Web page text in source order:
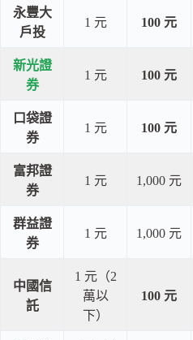
永豐大
戶投
1 元 100 元
新光證
券
1 元 100 元
口袋證
券
1 元 100 元
富邦證
券
1 元 1,000 元
群益證
券
1 元 1,000 元
中國信
託
1 元（2
萬以
下）
100 元